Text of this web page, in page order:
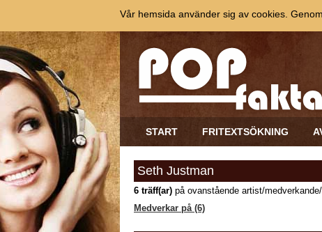
START FRITEXTSÖKNING
Seth Justman
6 träff(ar) på ovanstående artist/
Medverkar på (6)
Vår hemsida använder sig av cookies.